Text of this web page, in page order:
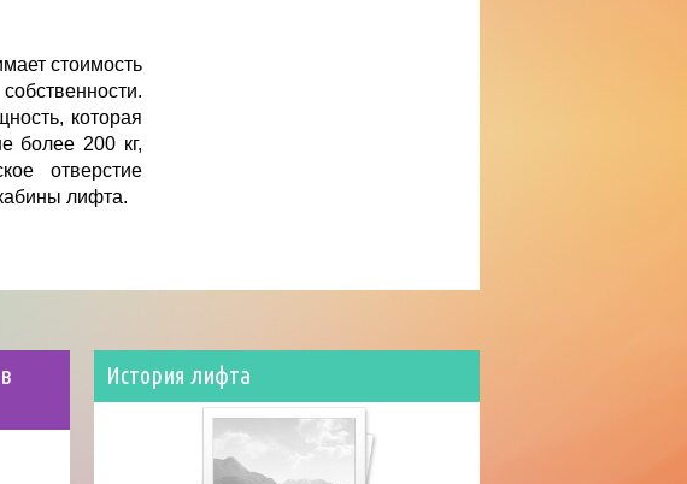
стоимость
которая
более 200 кг,
отверстие
лифта.
История лифта